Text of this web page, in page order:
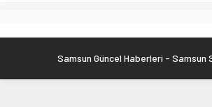
Samsun Güncel Haberleri - Samsun